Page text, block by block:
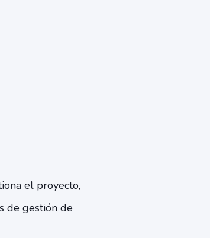
el proyecto,
de gestión de